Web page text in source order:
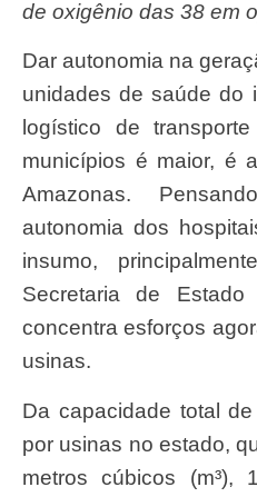
de oxigênio das 38 em
Dar autonomia na geração do gás medicinal às
unidades de saúde do
logístico de
municípios é maior, é
Amazonas.
autonomia dos
insumo,
Secretaria de
concentra esforços
usinas.
Da capacidade total de produção de oxigênio
por usinas no estado,
metros cúbicos (m³),